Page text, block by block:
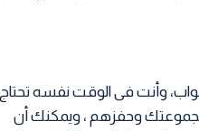
وأنت فى الوقت نفسه تحتاج
وحفزهم ، ويمكنك أن